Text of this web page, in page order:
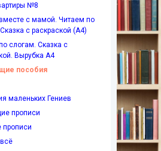
№8
с мамой. Читаем по
с раскраской (А4)
слогам. Сказка с
Вырубка А4
пособия
маленьких Гениев
прописи
прописи